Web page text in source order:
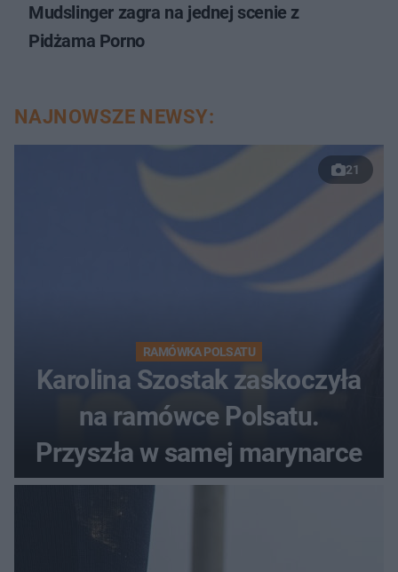
Mudslinger zagra na jednej scenie z
Pidżama Porno
NAJNOWSZE NEWSY:
21
RAMÓWKA POLSATU
Karolina Szostak zaskoczyła
na ramówce Polsatu.
Przyszła w samej marynarce